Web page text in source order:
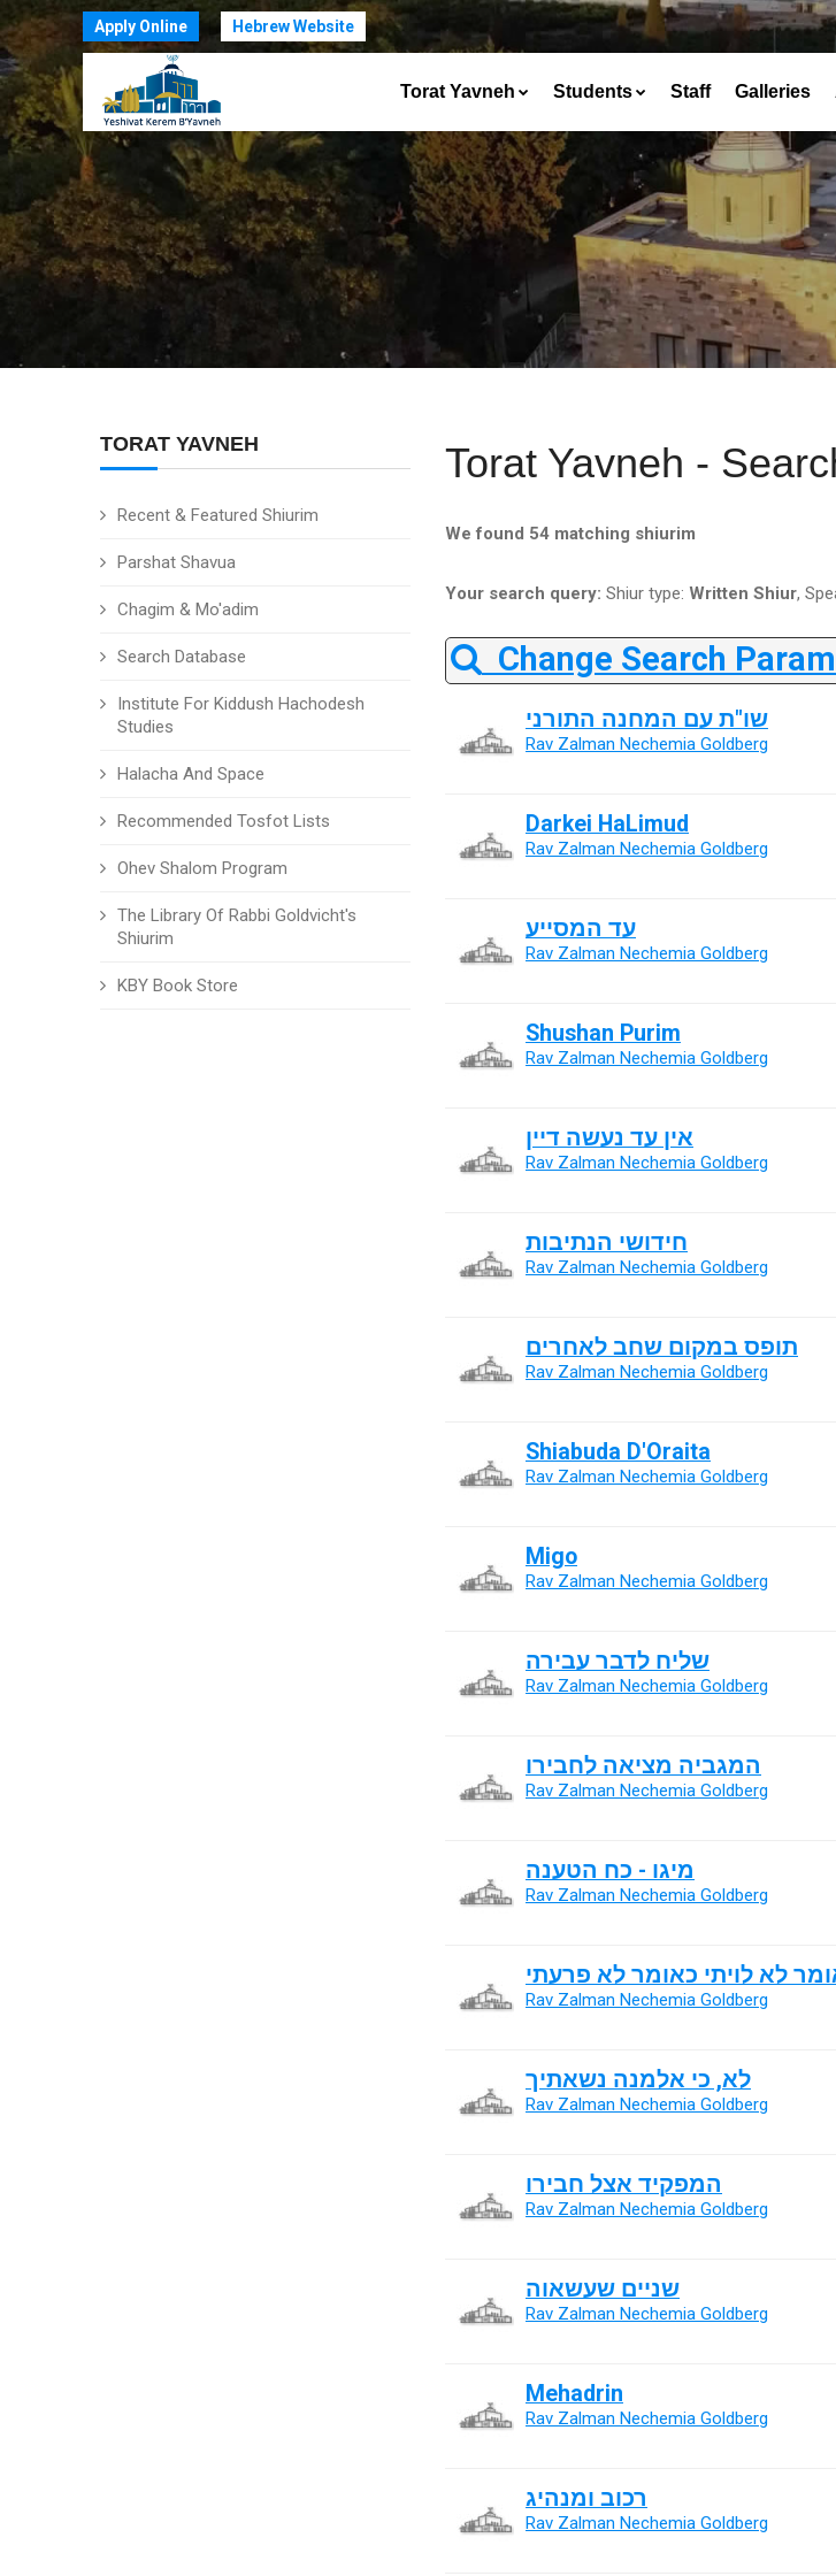
Apply Online Hebrew Website
Torat Yavneh Students Staff Galleries
TORAT YAVNEH
Recent & Featured Shiurim
Parshat Shavua
Chagim & Mo'adim
Search Database
Institute For Kiddush Hachodesh
Studies
Halacha And Space
Recommended Tosfot Lists
Ohev Shalom Program
The Library Of Rabbi Goldvicht's
Shiurim
KBY Book Store
Torat Yavneh -
We found 54 matching shiurim
Your search query: Shiur type: Written Shiur,
Change Search
שו"ת עם המחנה התורני
Rav Zalman Nechemia Goldberg
Darkei HaLimud
Rav Zalman Nechemia Goldberg
עד המסייע
Rav Zalman Nechemia Goldberg
Shushan Purim
Rav Zalman Nechemia Goldberg
אין עד נעשה דיין
Rav Zalman Nechemia Goldberg
חידושי הנתיבות
Rav Zalman Nechemia Goldberg
תופס במקום שחב לאחרים
Rav Zalman Nechemia Goldberg
Shiabuda D'Oraita
Rav Zalman Nechemia Goldberg
Migo
Rav Zalman Nechemia Goldberg
שליח לדבר עבירה
Rav Zalman Nechemia Goldberg
המגביה מציאה לחבירו
Rav Zalman Nechemia Goldberg
מיגו - כח הטענה
Rav Zalman Nechemia Goldberg
לא לויתי כאומר לא פרעתי
Rav Zalman Nechemia Goldberg
לא, כי אלמנה נשאתיך
Rav Zalman Nechemia Goldberg
המפקיד אצל חבירו
Rav Zalman Nechemia Goldberg
שניים שעשאוה
Rav Zalman Nechemia Goldberg
Mehadrin
Rav Zalman Nechemia Goldberg
רכוב ומנהיג
Rav Zalman Nechemia Goldberg